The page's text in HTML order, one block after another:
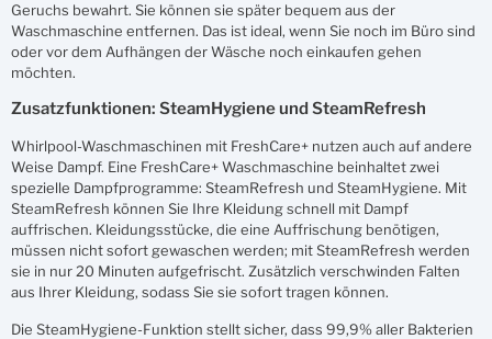
Geruchs bewahrt. Sie können sie später bequem aus der
Waschmaschine entfernen. Das ist ideal, wenn Sie noch im Büro sind
oder vor dem Aufhängen der Wäsche noch einkaufen gehen
möchten.
Zusatzfunktionen: SteamHygiene und SteamRefresh
Whirlpool-Waschmaschinen mit FreshCare+ nutzen auch auf andere
Weise Dampf. Eine FreshCare+ Waschmaschine beinhaltet zwei
spezielle Dampfprogramme: SteamRefresh und SteamHygiene. Mit
SteamRefresh können Sie Ihre Kleidung schnell mit Dampf
auffrischen. Kleidungsstücke, die eine Auffrischung benötigen,
müssen nicht sofort gewaschen werden; mit SteamRefresh werden
sie in nur 20 Minuten aufgefrischt. Zusätzlich verschwinden Falten
aus Ihrer Kleidung, sodass Sie sie sofort tragen können.
Die SteamHygiene-Funktion stellt sicher, dass 99,9% aller Bakterien